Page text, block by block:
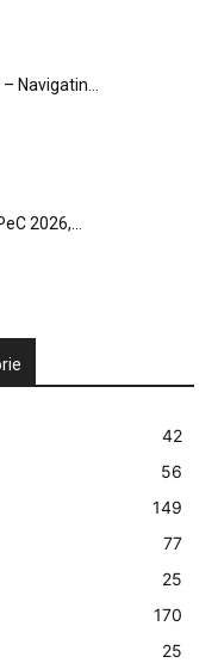
Navigatin...
2026,...
42
56
149
77
25
170
25